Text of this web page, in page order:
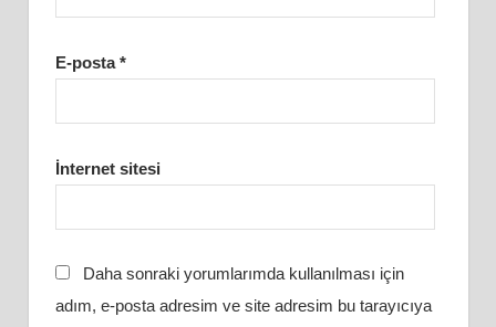
E-posta*
İnternet sitesi
Daha sonraki yorumlarımda kullanılması için
adım, e-posta adresim ve site adresim bu tarayıcıya